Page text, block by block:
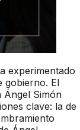
experimentado
gobierno. El
Ángel Simón
clave: la de